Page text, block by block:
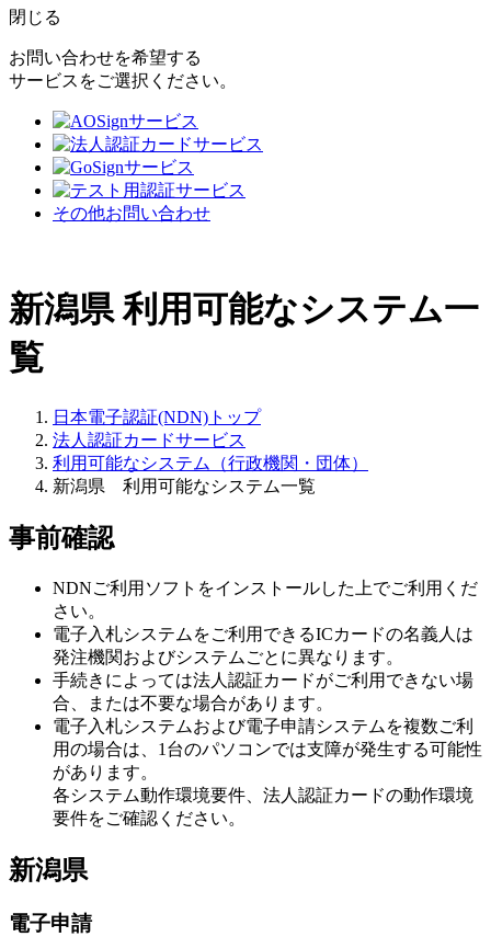
閉じる
お問い合わせを希望する
サービスをご選択ください。
その他お問い合わせ
新潟県 利用可能なシステム一
覧
日本電子認証(NDN)トップ
法人認証カードサービス
利用可能なシステム（行政機関・団体）
新潟県 利用可能なシステム一覧
事前確認
NDNご利用ソフトをインストールした上でご利用くだ
さい。
電子入札システムをご利用できるICカードの名義人は
発注機関およびシステムごとに異なります。
手続きによっては法人認証カードがご利用できない場
合、または不要な場合があります。
電子入札システムおよび電子申請システムを複数ご利
用の場合は、1台のパソコンでは支障が発生する可能性
があります。
各システム動作環境要件、法人認証カードの動作環境
要件をご確認ください。
新潟県
電子申請